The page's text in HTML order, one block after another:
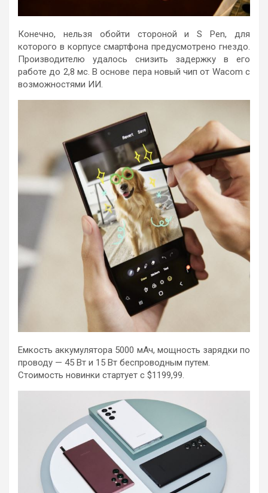
Конечно, нельзя обойти стороной и S Pen, для
которого в корпусе смартфона предусмотрено гнездо.
Производителю удалось снизить задержку в его
работе до 2,8 мс. В основе пера новый чип от Wacom с
возможностями ИИ.
Емкость аккумулятора 5000 мАч, мощность зарядки по
проводу — 45 Вт и 15 Вт беспроводным путем.
Стоимость новинки стартует с $1199,99.